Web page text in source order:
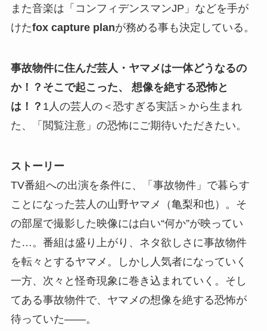
また音楽は「コンフィデンスマンJP」などを手が
けたfox capture planが務める事も決定している。
事故物件に住んだ芸人・ヤマメは一体どうなるの
か！？そこで起こった、
想像を絶する恐怖と
は！？ 1人の芸人の＜恐すぎる実話＞から生まれ
た、「閲覧注意」の恐怖にご期待いただきたい。
ストーリー
TV番組への出演を条件に、「事故物件」で暮らす
ことになった芸人の山野ヤマメ（亀梨和也）。そ
の部屋で撮影した映像には白い“何か”が映ってい
た…。番組は盛り上がり、ネタ欲しさに事故物件
を転々とするヤマメ。しかし人気者になっていく
一方、次々と怪奇現象に巻き込まれていく。そし
てある事故物件で、ヤマメの想像を絶する恐怖が
待っていた――。